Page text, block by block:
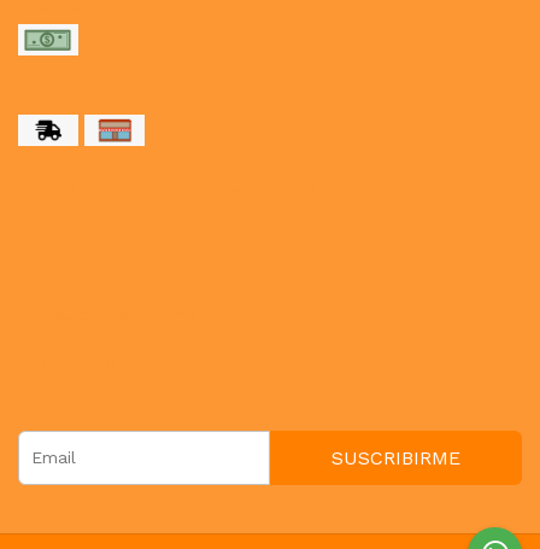
SUSCRIBIRME